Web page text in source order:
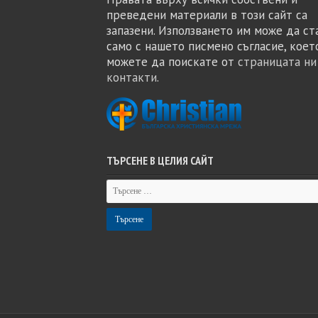
преведени материали в този сайт са
запазени. Използването им може да
само с нашето писмено съгласие,
можете да поискате от страницата ни
контакти.
ТЪРСЕНЕ В ЦЕЛИЯ САЙТ